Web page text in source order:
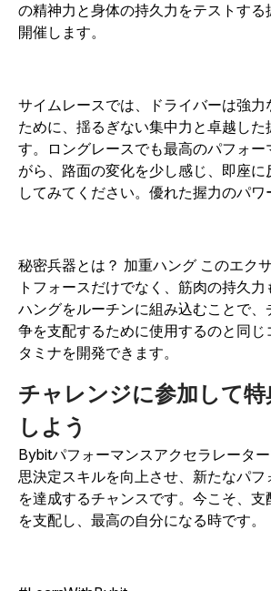
の精神力と身体の持久力をテストする
開催します。
サイムレースでは、ドライバーは強力
ために、揺るぎない集中力と卓越した
す。ロングレースでも最高のパフォー
がら、路面の変化を少し感じ、即座
してみてください。優れた握力のパワ
秘密兵器とは？ 加重ハング このエク
トフォースだけでなく、筋肉の持久
ハングをルーチンに組み込むことで
争を支配するために使用するのと同じ
タミナを開発できます。
チャレンジに参加して特
しよう
Bybitパフォーマンスアクセラレータ
思決定スキルを向上させ、新たなパ
を達成するチャンスです。今こそ、
を支配し、最高の自分になる時です。